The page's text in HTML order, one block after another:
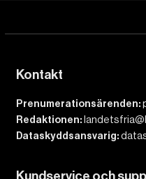
Kontakt
Prenumerationsärenden:
Redaktionen:
Dataskyddsansvarig: